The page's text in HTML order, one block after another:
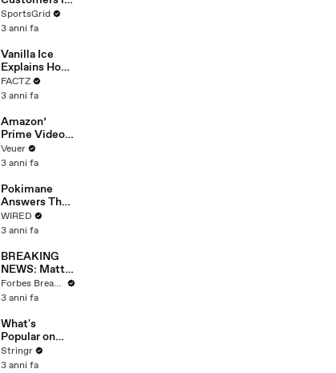
Limbo as
Company
Potential
Merger
SportsGrid
3 anni fa
Vanilla Ice
Explains How
the 90’s
Shaped
FACTZ
3 anni fa
Amazon’
Prime Video
Will Show
Commercials
Year
Veuer
3 anni fa
Pokimane
Answers The
Web's Most
Searched
WIRED
3 anni fa
BREAKING
NEWS: Matt
Gaetz Tells
House
'I'm Not Going
To Vote For A
Continuing
Resolution'
Forbes Breaking News
3 anni fa
What's
Popular on
Uber Eats?
Stringr
3 anni fa